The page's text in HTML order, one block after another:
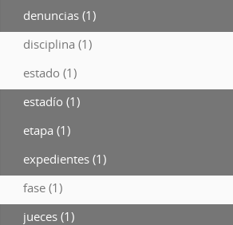
denuncias (1)
disciplina (1)
estado (1)
estadío (1)
etapa (1)
expedientes (1)
fase (1)
jueces (1)